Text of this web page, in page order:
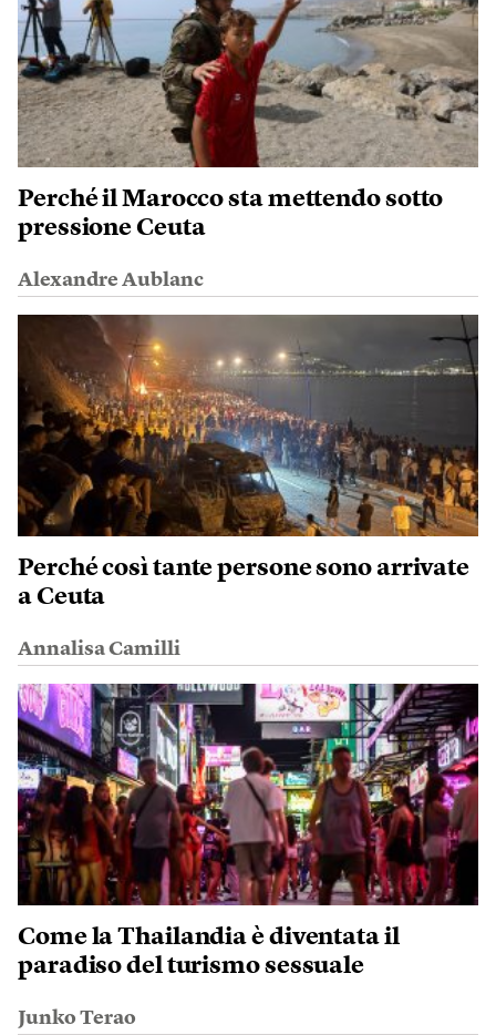
Perché il Marocco sta mettendo sotto
pressione Ceuta
Alexandre Aublanc
Perché così tante persone sono arrivate
a Ceuta
Annalisa Camilli
Come la Thailandia è diventata il
paradiso del turismo sessuale
Junko Terao